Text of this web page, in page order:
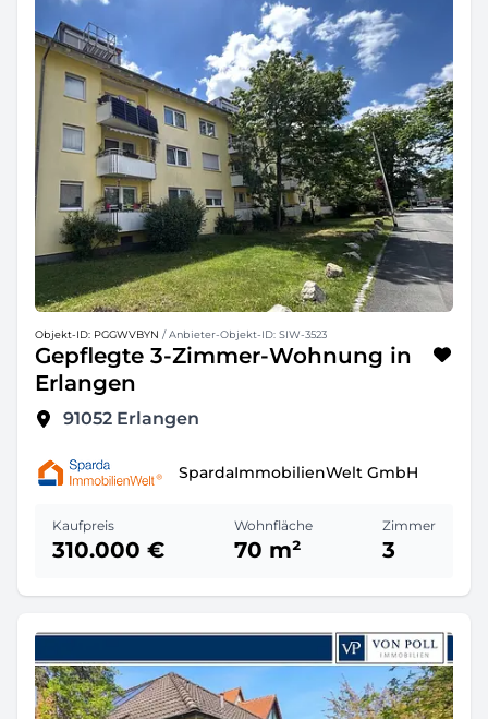
Objekt-ID: PGGWVBYN / Anbieter-Objekt-ID: SIW-3523
Gepflegte 3-Zimmer-Wohnung in
Erlangen
91052 Erlangen
SpardaImmobilienWelt GmbH
Kaufpreis
310.000 €
Wohnfläche
70 m²
Zimmer
3